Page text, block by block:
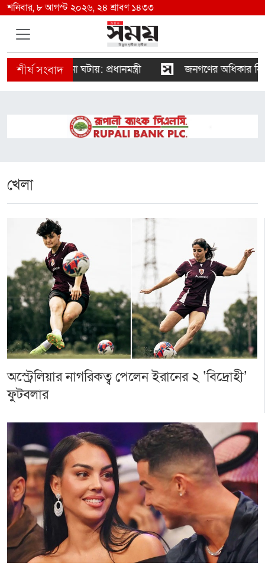
শনিবার, ৮ আগস্ট ২০২৬, ২৪ শ্রাবণ ১৪৩৩
না ঘটায়: প্রধানমন্ত্রী জনগণের অধিকার নিশ্চিত
খেলা
অস্ট্রেলিয়ার নাগরিকত্ব পেলেন ইরানের ২ ‘বিদ্রোহী’
ফুটবলার